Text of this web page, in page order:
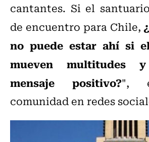
cantantes. Si el
de encuentro para Chile,
no puede estar ahí si
mueven multitudes
mensaje positivo?",
comunidad en redes